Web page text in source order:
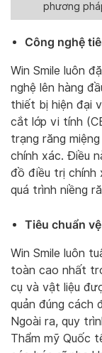
phương
Công nghệ
Win Smile luôn
nghệ lên hàng
thiết bị hiện đại
cắt lớp vi tính
trạng răng
chính xác. Điều
đồ điều trị chính
quá trình niềng
Tiêu chuẩn
Win Smile luôn
toàn cao nhất
cụ và vật liệu
quản đúng cách
Ngoài ra, quy
Thẩm mỹ Quốc